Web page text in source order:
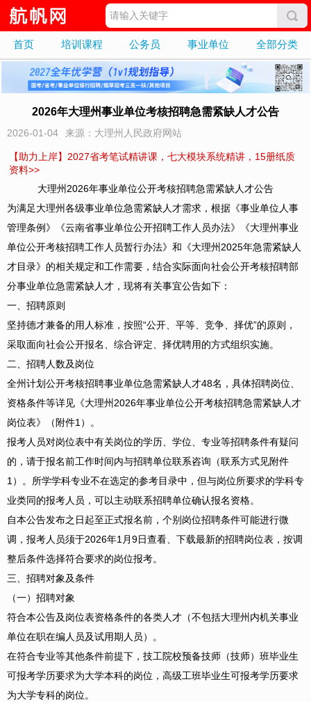
首页 培训课程 公务员 事业单位 全部分类
2026年大理州事业单位考核招聘急需紧缺人才公告
2026-01-04 来源：大理州人民政府网站
【助力上岸】2027省考笔试精讲课，七大模块系统精讲，15册纸质
资料>>
大理州2026年事业单位公开考核招聘急需紧缺人才公告
为满足大理州各级事业单位急需紧缺人才需求，根据《事业单位人事
管理条例》《云南省事业单位公开招聘工作人员办法》《大理州事业
单位公开考核招聘工作人员暂行办法》和《大理州2025年急需紧缺人
才目录》的相关规定和工作需要，结合实际面向社会公开考核招聘部
分事业单位急需紧缺人才，现将有关事宜公告如下：
一、招聘原则
坚持德才兼备的用人标准，按照“公开、平等、竞争、择优”的原则，
采取面向社会公开报名、综合评定、择优聘用的方式组织实施。
二、招聘人数及岗位
全州计划公开考核招聘事业单位急需紧缺人才48名，具体招聘岗位、
资格条件等详见《大理州2026年事业单位公开考核招聘急需紧缺人才
岗位表》（附件1）。
报考人员对岗位表中有关岗位的学历、学位、专业等招聘条件有疑问
的，请于报名前工作时间内与招聘单位联系咨询（联系方式见附件
1）。所学学科专业不在选定的参考目录中，但与岗位所要求的学科专
业类同的报考人员，可以主动联系招聘单位确认报名资格。
自本公告发布之日起至正式报名前，个别岗位招聘条件可能进行微
调，报考人员须于2026年1月9日查看、下载最新的招聘岗位表，按调
整后条件选择符合要求的岗位报考。
三、招聘对象及条件
（一）招聘对象
符合本公告及岗位表资格条件的各类人才（不包括大理州内机关事业
单位在职在编人员及试用期人员）。
在符合专业等其他条件前提下，技工院校预备技师（技师）班毕业生
可报考学历要求为大学本科的岗位，高级工班毕业生可报考学历要求
为大学专科的岗位。